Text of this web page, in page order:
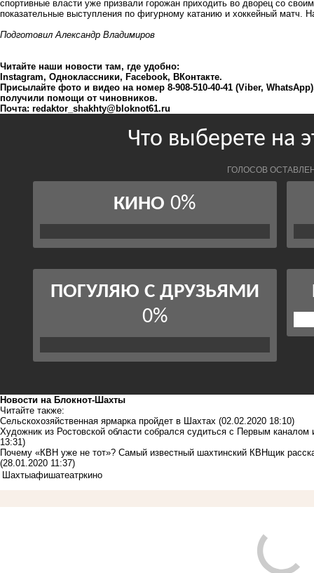
спортивные власти уже призвали горожан приходить во дворец со
показательные выступления по фигурному катанию и хоккейный матч.
Подготовил Александр Владимиров
Читайте наши новости там, где удобно:
Instagram, Одноклассники, Facebook, ВКонтакте.
Присылайте фото и видео на номер 8-908-510-40-41 (Viber,
получили помощи от чиновников.
Почта: redaktor_shakhty@bloknot61.ru
Новости на Блoкнoт-Шахты
Читайте также:
Сельскохозяйственная ярмарка пройдет в Шахтах (02.02.2020 18:10)
Художник из Ростовской области собрался судиться с Первым каналом
13:31)
Почему «КВН уже не тот»? Самый известный шахтинский КВНщик
(28.01.2020 11:37)
Шахтыафишатеатркино